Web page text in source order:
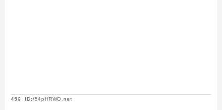
459: ID:/54pHRWO.net